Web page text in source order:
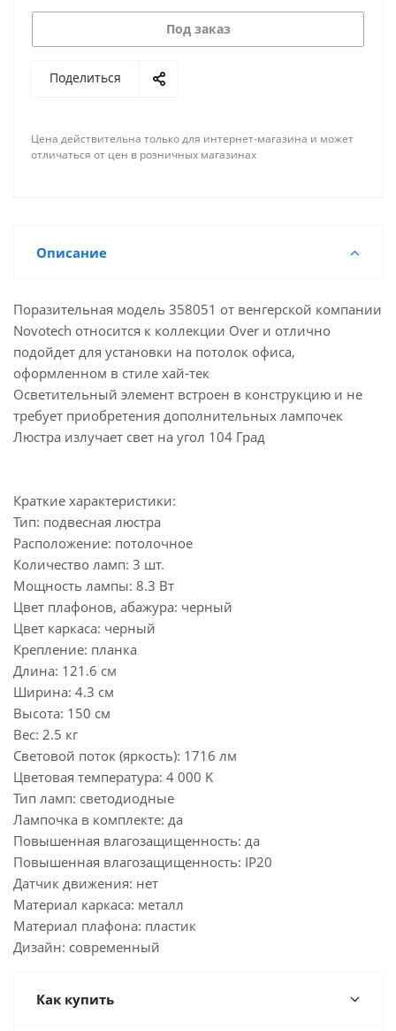
Под заказ
Поделиться
Цена действительна только для интернет-магазина и может
отличаться от цен в розничных магазинах
Описание
Поразительная модель 358051 от венгерской компании
Novotech относится к коллекции Over и отлично
подойдет для установки на потолок офиса,
оформленном в стиле хай-тек
Осветительный элемент встроен в конструкцию и не
требует приобретения дополнительных лампочек
Люстра излучает свет на угол 104 Град
Краткие характеристики:
Тип: подвесная люстра
Расположение: потолочное
Количество ламп: 3 шт.
Мощность лампы: 8.3 Вт
Цвет плафонов, абажура: черный
Цвет каркаса: черный
Крепление: планка
Длина: 121.6 см
Ширина: 4.3 см
Высота: 150 см
Вес: 2.5 кг
Световой поток (яркость): 1716 лм
Цветовая температура: 4 000 K
Тип ламп: светодиодные
Лампочка в комплекте: да
Повышенная влагозащищенность: да
Повышенная влагозащищенность: IP20
Датчик движения: нет
Материал каркаса: металл
Материал плафона: пластик
Дизайн: современный
Как купить